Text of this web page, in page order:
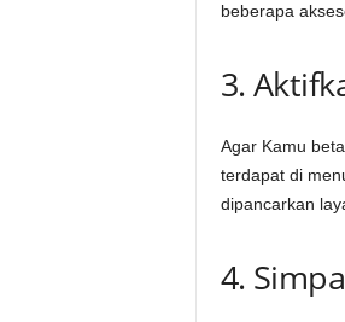
beberapa
3.
Agar Kamu
terdapat di
dipancarkan
4.